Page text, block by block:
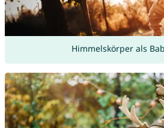
Himmelskörper als